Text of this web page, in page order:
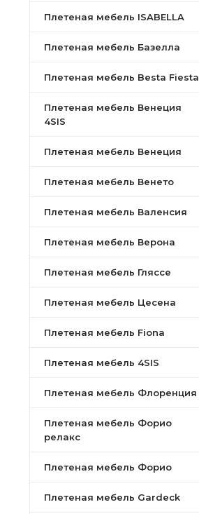
Плетеная мебель ISABELLA
Плетеная мебель Базелла
Плетеная мебель Besta Fiesta
Плетеная мебель Венеция
4SIS
Плетеная мебель Венеция
Плетеная мебель Венето
Плетеная мебель Валенсия
Плетеная мебель Верона
Плетеная мебель Гляссе
Плетеная мебель Цесена
Плетеная мебель Fiona
Плетеная мебель 4SIS
Плетеная мебель Флоренция
Плетеная мебель Форио
релакс
Плетеная мебель Форио
Плетеная мебель Gardeck